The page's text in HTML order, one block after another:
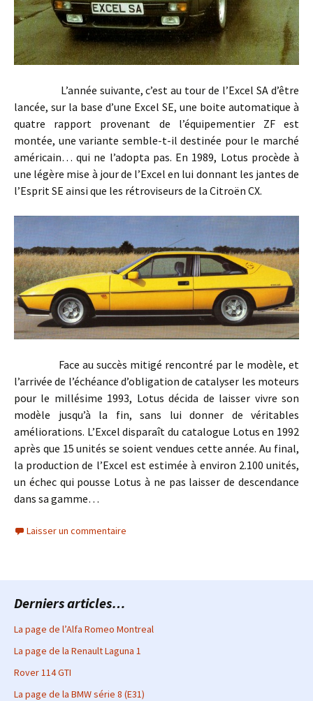
L’année suivante, c’est au tour de l’Excel SA d’être
lancée, sur la base d’une Excel SE, une boite automatique à
quatre rapport provenant de l’équipementier ZF est
montée, une variante semble-t-il destinée pour le marché
américain… qui ne l’adopta pas. En 1989, Lotus procède à
une légère mise à jour de l’Excel en lui donnant les jantes de
l’Esprit SE ainsi que les rétroviseurs de la Citroën CX.
Face au succès mitigé rencontré par le modèle, et
l’arrivée de l’échéance d’obligation de catalyser les moteurs
pour le millésime 1993, Lotus décida de laisser vivre son
modèle jusqu’à la fin, sans lui donner de véritables
améliorations. L’Excel disparaît du catalogue Lotus en 1992
après que 15 unités se soient vendues cette année. Au final,
la production de l’Excel est estimée à environ 2.100 unités,
un échec qui pousse Lotus à ne pas laisser de descendance
dans sa gamme…
Laisser un commentaire
Derniers articles…
La page de l’Alfa Romeo Montreal
La page de la Renault Laguna 1
Rover 114 GTI
La page de la BMW série 8 (E31)